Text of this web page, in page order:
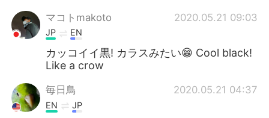
マコトmakoto 2020.05.21 09:03
JP EN
カッコイイ黒! カラスみたい😁 Cool black!
Like a crow
毎日鳥 2020.05.21 04:37
EN JP